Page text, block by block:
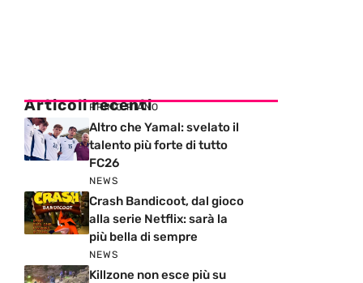
Articoli recenti
PRIMO PIANO
Altro che Yamal: svelato il
talento più forte di tutto
FC26
NEWS
Crash Bandicoot, dal gioco
alla serie Netflix: sarà la
più bella di sempre
NEWS
Killzone non esce più su